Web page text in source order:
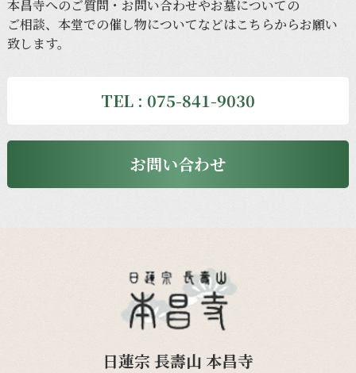
本昌寺へのご質問・ お問い合わせやお墓についての
ご相談、 本堂での催し物についてなどはこちらからお願い
致します。
TEL : 075-841-9030
お問い合わせ
日蓮宗 長壽山 本昌寺